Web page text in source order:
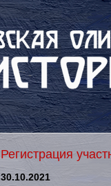
Регистрация
30.10.2021